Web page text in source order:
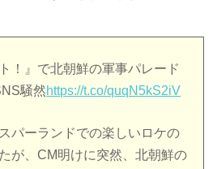
！』で北朝鮮の軍事パレード
騒然https://t.co/quqN5kS2iV
パーランドでの楽しいロケの
が、CM明けに突然、北朝鮮の